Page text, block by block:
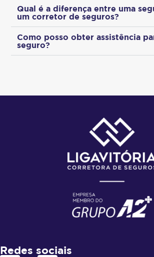
Qual é a diferença entre uma
um corretor de seguros?
Como posso obter assistência
seguro?
Redes sociais